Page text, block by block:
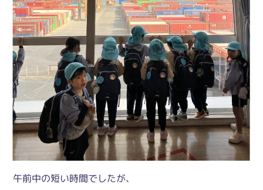
午前中の短い時間でしたが、